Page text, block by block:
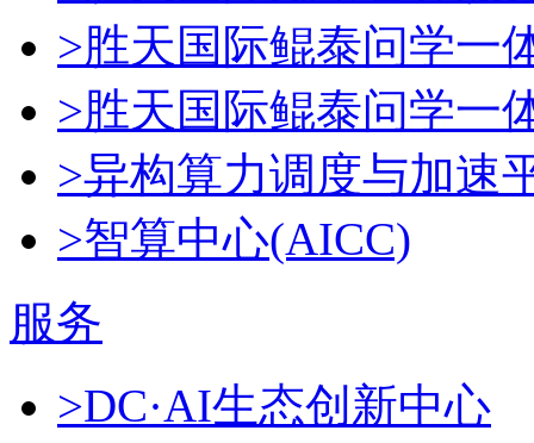
>胜天国际鲲泰问学一
>胜天国际鲲泰问学一
>异构算力调度与加速
>智算中心(AICC)
服务
>DC·AI生态创新中心